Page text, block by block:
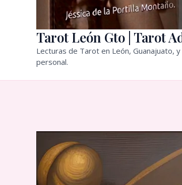
Tarot León Gto | Tarot
Lecturas de Tarot en León, Guanajuato,
personal.